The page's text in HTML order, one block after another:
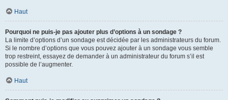
Haut
Pourquoi ne puis-je pas ajouter plus d’options à un sondage ?
La limite d’options d’un sondage est décidée par les administrateurs du forum.
Si le nombre d’options que vous pouvez ajouter à un sondage vous semble
trop restreint, essayez de demander à un administrateur du forum s’il est
possible de l’augmenter.
Haut